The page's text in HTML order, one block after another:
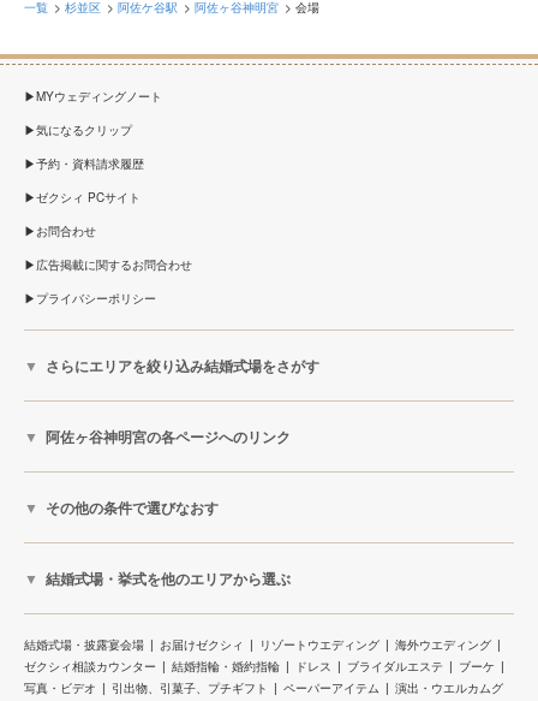
一覧
杉並区 阿佐ケ谷駅 阿佐ヶ谷神明宮 会場
MYウェディングノート
気になるクリップ
予約・資料請求履歴
ゼクシィ PCサイト
お問合わせ
広告掲載に関するお問合わせ
プライバシーポリシー
さらにエリアを絞り込み結婚式場をさがす
阿佐ヶ谷神明宮の各ページへのリンク
その他の条件で選びなおす
結婚式場・挙式を他のエリアから選ぶ
結婚式場・披露宴会場 お届けゼクシィ リゾートウエディング
海外ウエディング
ゼクシィ相談カウンター
結婚指輪・婚約指輪 ドレス ブライダルエステ
ブーケ
写真・ビデオ
引出物、引菓子、プチギフト ペーパーアイテム
演出・ウエルカムグ